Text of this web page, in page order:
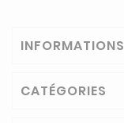
INFORMATIONS
CATÉGORIES